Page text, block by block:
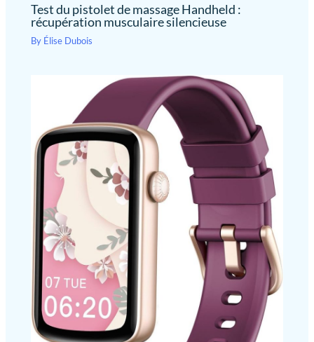
Test du pistolet de massage Handheld :
récupération musculaire silencieuse
By Élise Dubois